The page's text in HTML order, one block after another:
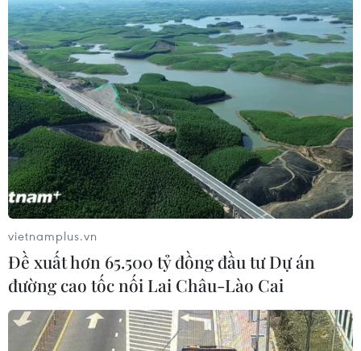
vietnamplus.vn
Đề xuất hơn 65.500 tỷ đồng đầu tư Dự án
đường cao tốc nối Lai Châu-Lào Cai